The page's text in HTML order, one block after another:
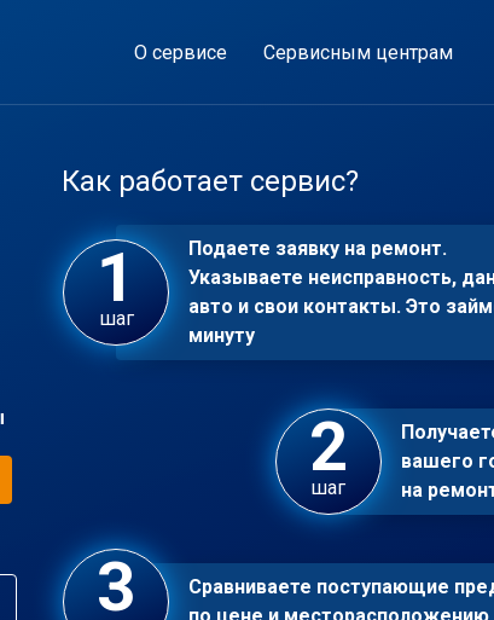
О сервисе Сервисным центрам
Как работает сервис?
шаг
Подаете заявку на ремонт.
Указываете неисправность,
авто и свои контакты. Это
минуту
шаг
вашего
на
Сравниваете поступающие